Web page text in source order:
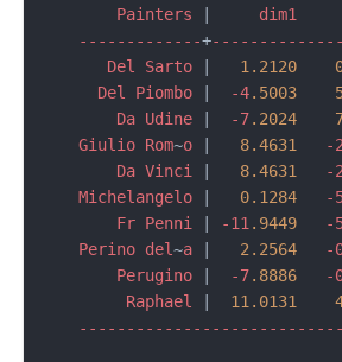
Painters dim1
-------------+
Del
Sarto 1.2120
Del
Piombo -4.5003
Da Udine -7.2024
Giulio Rom~o 8.4631 -
Da Vinci 8.4631 -
Michelangelo
0.1284 -
Fr Penni -11.9449 -
Perino del~a 2.2564 -
Perugino
-7.8886 -
Raphael
11.0131